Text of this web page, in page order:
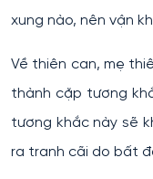
xung nào, nên vận
Về thiên can, mẹ
thành cặp tương
tương khắc này sẽ
ra tranh cãi do bất